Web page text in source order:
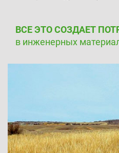
ВСЕ ЭТО СОЗДАЕТ
в инженерных